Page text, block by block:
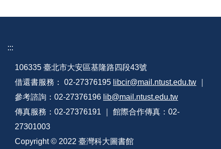
:::
106335 臺北市大安區基隆路四段43號
借還書服務： 02-27376195 libcir@mail.ntust.edu.tw
參考諮詢：02-27376196 lib@mail.ntust.edu.tw
傳真服務：02-27376191 ｜ 館際合作傳真：02-
27301003
Copyright © 2022 臺灣科大圖書館